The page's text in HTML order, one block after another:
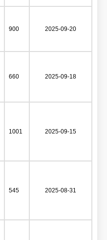
900 2025-09-20
660 2025-09-18
1001 2025-09-15
545 2025-08-31